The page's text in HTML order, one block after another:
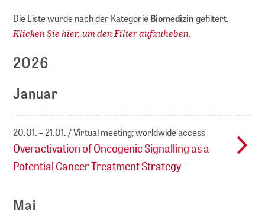
Die Liste wurde nach der KategorieBiomedizingefiltert.
Klicken Sie hier, um den Filter aufzuheben.
2026
Januar
20.01. – 21.01. Virtual meeting; worldwide access
Overactivation of Oncogenic Signalling as a
Potential Cancer Treatment Strategy
Mai